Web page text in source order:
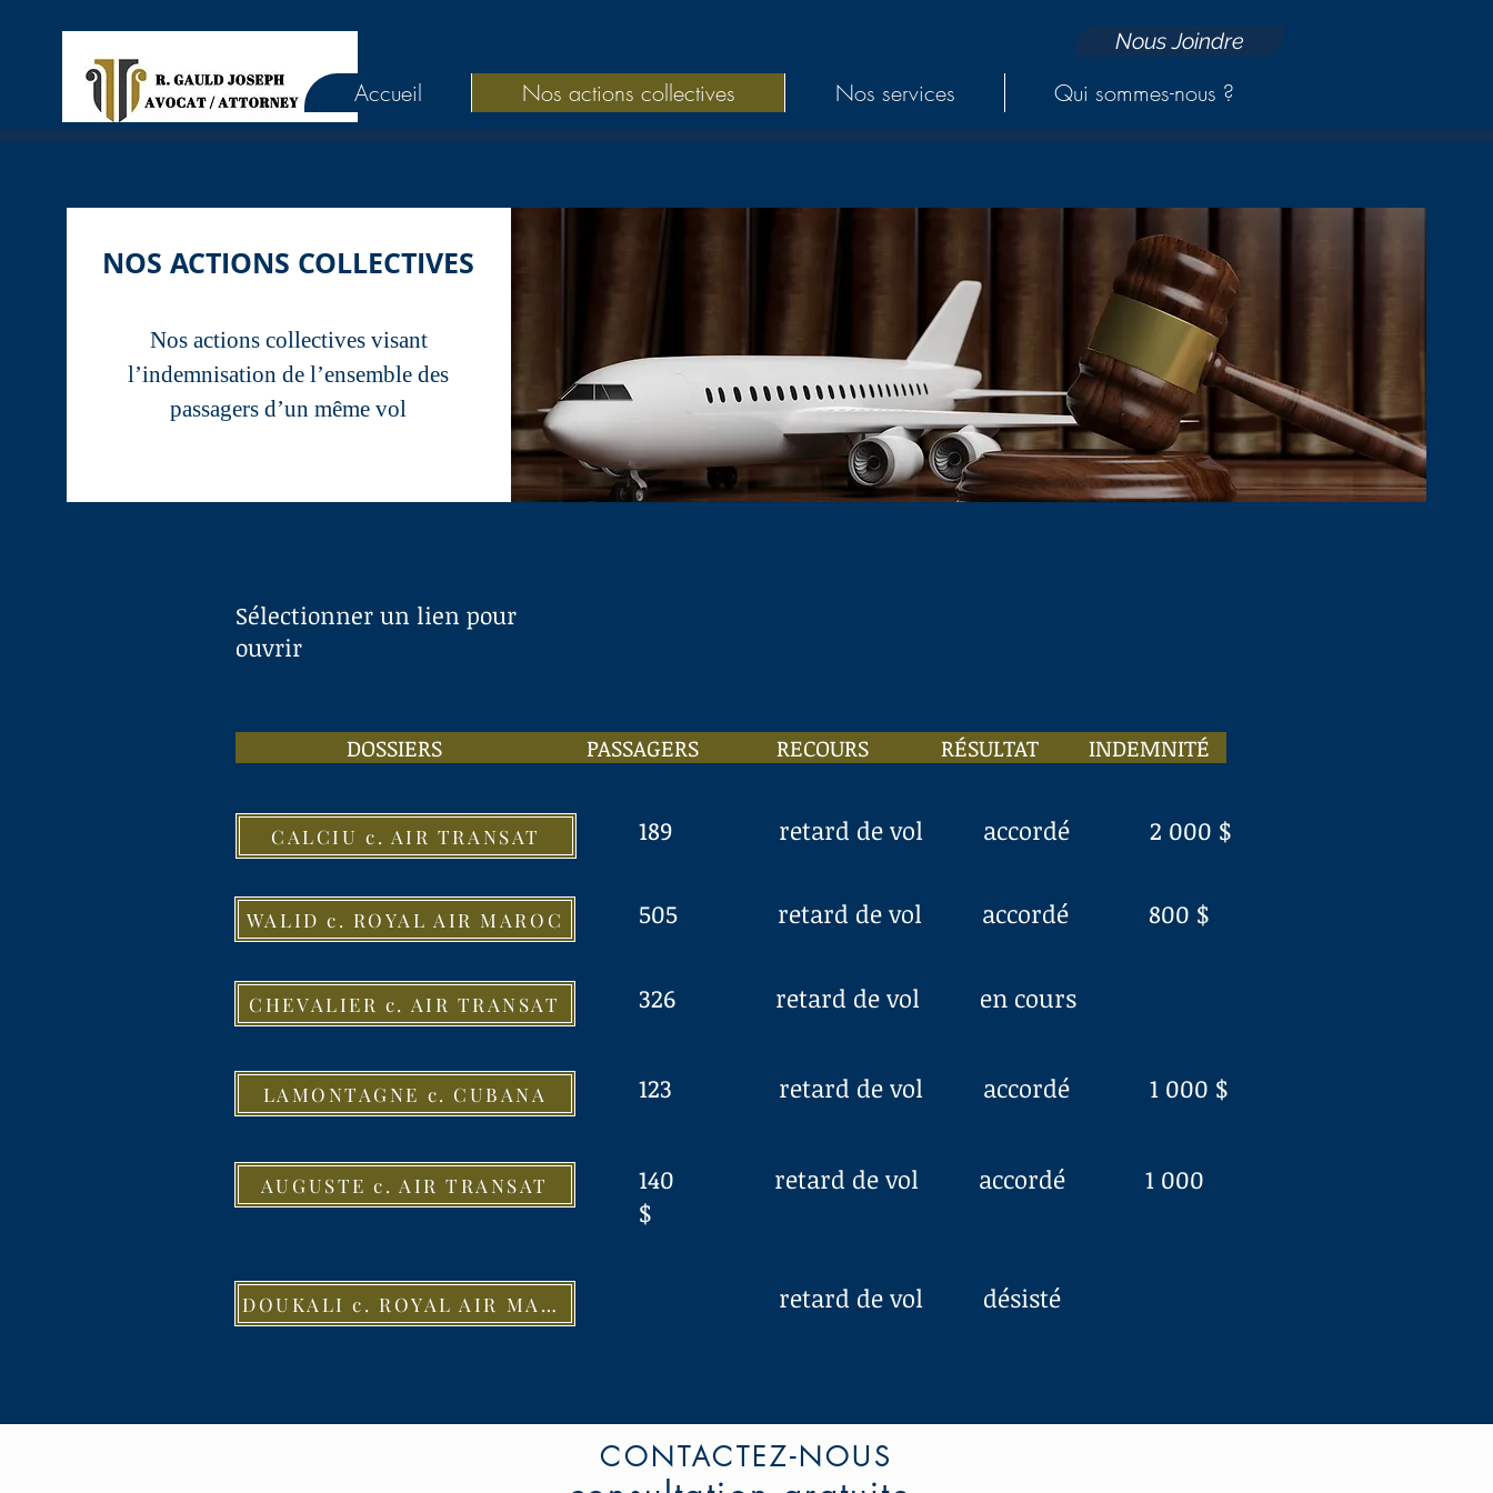
Nous Joindre
Accueil Nos actions collectives Nos services Qui sommes-nous ?
NOS ACTIONS COLLECTIVES
Nos actions collectives visant
l’indemnisation de l’ensemble des
passagers d’un même vol
Sélectionner un lien pour
ouvrir
DOSSIERS PASSAGERS RECOURS RÉSULTAT INDEMNITÉ
CALCIU c. AIR TRANSAT
WALID c. ROYAL AIR MAROC
CHEVALIER c. AIR TRANSAT
189 retard de vol accordé 2 000 $
505 retard de vol accordé 800 $
326 retard de vol en cours
LAMONTAGNE c. CUBANA 123 retard de vol accordé 1 000 $
AUGUSTE c. AIR TRANSAT
140 retard de vol accordé 1 000
$
DOUKALI c. ROYAL AIR MAROC retard de vol désisté
CONTACTEZ-NOUS